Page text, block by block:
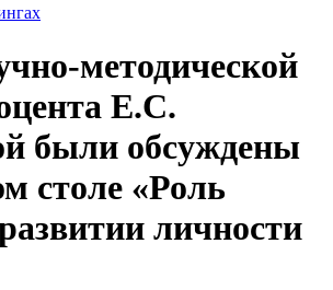
методической
Е.С.
были обсуждены
столе «Роль
личности